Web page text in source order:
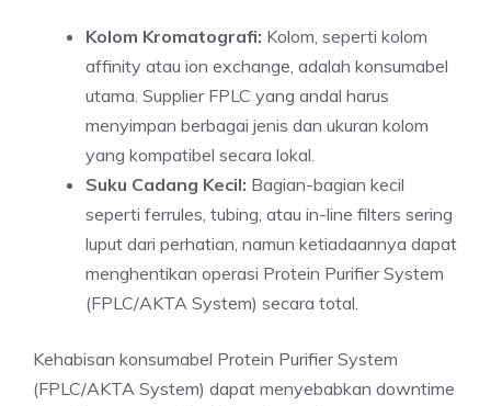
Kolom Kromatografi: Kolom, seperti kolom
affinity atau ion exchange, adalah konsumabel
utama. Supplier FPLC yang andal harus
menyimpan berbagai jenis dan ukuran kolom
yang kompatibel secara lokal.
Suku Cadang Kecil: Bagian-bagian kecil
seperti ferrules, tubing, atau in-line filters sering
luput dari perhatian, namun ketiadaannya dapat
menghentikan operasi Protein Purifier System
(FPLC/AKTA System) secara total.
Kehabisan konsumabel Protein Purifier System
(FPLC/AKTA System) dapat menyebabkan downtime